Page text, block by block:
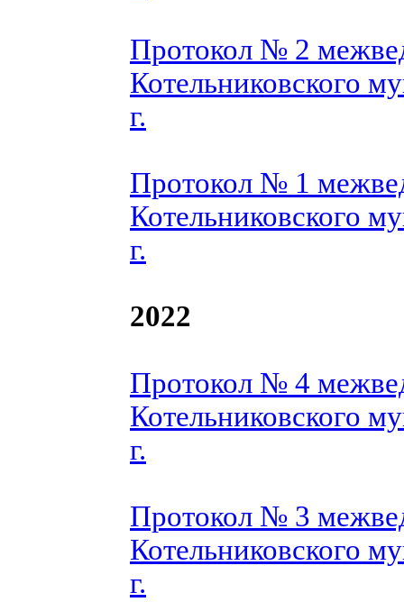
Протокол № 2
Котельниковского
г.
Протокол № 1
Котельниковского
г.
2022
Протокол № 4
Котельниковского
г.
Протокол № 3
Котельниковского
г.